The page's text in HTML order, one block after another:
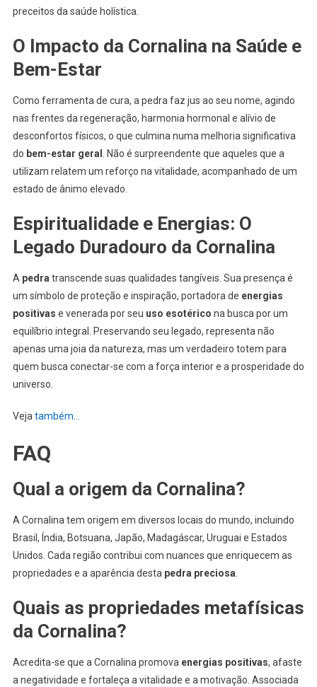
preceitos da saúde holística.
O Impacto da Cornalina na Saúde e
Bem-Estar
Como ferramenta de cura, a pedra faz jus ao seu nome, agindo
nas frentes da regeneração, harmonia hormonal e alívio de
desconfortos físicos, o que culmina numa melhoria significativa
do bem-estar geral . Não é surpreendente que aqueles que a
utilizam relatem um reforço na vitalidade, acompanhado de um
estado de ânimo elevado.
Espiritualidade e Energias: O
Legado Duradouro da Cornalina
A pedra transcende suas qualidades tangíveis. Sua presença é
um símbolo de proteção e inspiração, portadora de energias
positivas e venerada por seu uso esotérico na busca por um
equilíbrio integral. Preservando seu legado, representa não
apenas uma joia da natureza, mas um verdadeiro totem para
quem busca conectar-se com a força interior e a prosperidade do
universo.
Veja também…
FAQ
Qual a origem da Cornalina?
A Cornalina tem origem em diversos locais do mundo, incluindo
Brasil, Índia, Botsuana, Japão, Madagáscar, Uruguai e Estados
Unidos. Cada região contribui com nuances que enriquecem as
propriedades e a aparência desta pedra preciosa
Quais as propriedades metafísicas
da Cornalina?
Acredita-se que a Cornalina promova energias positivas, afaste
a negatividade e fortaleça a vitalidade e a motivação. Associada